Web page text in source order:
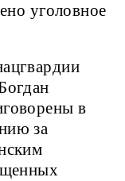
уголовное
в
за